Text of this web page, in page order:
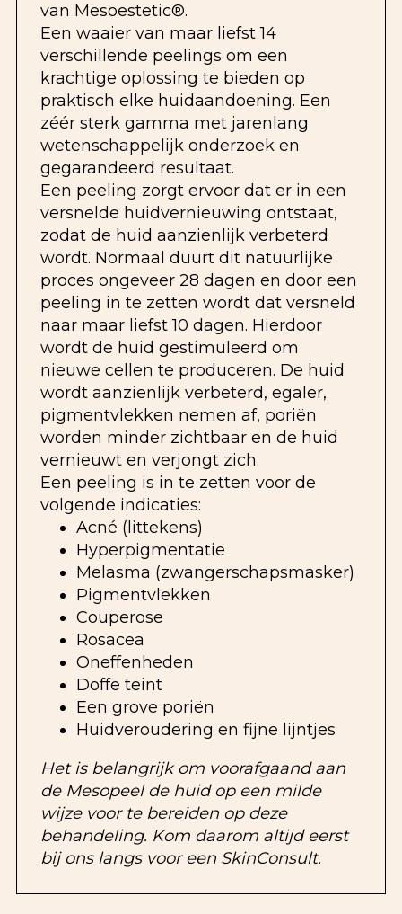
van Mesoestetic®.
Een waaier van maar liefst 14
verschillende peelings om een
krachtige oplossing te bieden op
praktisch elke huidaandoening. Een
zéér sterk gamma met jarenlang
wetenschappelijk onderzoek en
gegarandeerd resultaat.
Een peeling zorgt ervoor dat er in een
versnelde huidvernieuwing ontstaat,
zodat de huid aanzienlijk verbeterd
wordt. Normaal duurt dit natuurlijke
proces ongeveer 28 dagen en door een
peeling in te zetten wordt dat versneld
naar maar liefst 10 dagen. Hierdoor
wordt de huid gestimuleerd om
nieuwe cellen te produceren. De huid
wordt aanzienlijk verbeterd, egaler,
pigmentvlekken nemen af, poriën
worden minder zichtbaar en de huid
vernieuwt en verjongt zich.
Een peeling is in te zetten voor de
volgende indicaties:
Acné (littekens)
Hyperpigmentatie
Melasma (zwangerschapsmasker)
Pigmentvlekken
Couperose
Rosacea
Oneffenheden
Doffe teint
Een grove poriën
Huidveroudering en fijne lijntjes
Het is belangrijk om voorafgaand aan
de Mesopeel de huid op een milde
wijze voor te bereiden op deze
behandeling. Kom daarom altijd eerst
bij ons langs voor een SkinConsult.